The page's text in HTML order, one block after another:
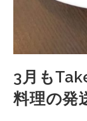
3月も
料理の発